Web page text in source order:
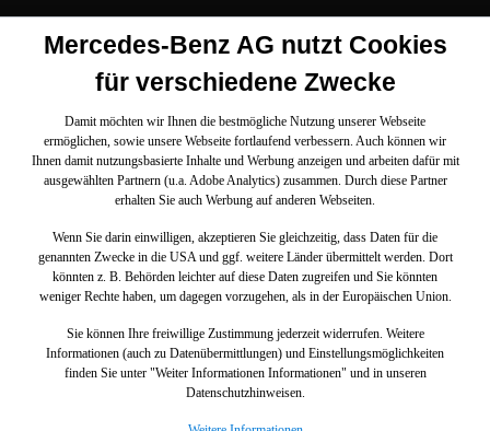
Mercedes-Benz AG nutzt Cookies
für verschiedene Zwecke
Damit möchten wir Ihnen die bestmögliche Nutzung unserer Webseite
ermöglichen, sowie unsere Webseite fortlaufend verbessern. Auch können wir
Ihnen damit nutzungsbasierte Inhalte und Werbung anzeigen und arbeiten dafür mit
ausgewählten Partnern (u.a. Adobe Analytics) zusammen. Durch diese Partner
erhalten Sie auch Werbung auf anderen Webseiten.
Wenn Sie darin einwilligen, akzeptieren Sie gleichzeitig, dass Daten für die
genannten Zwecke in die USA und ggf. weitere Länder übermittelt werden. Dort
könnten z. B. Behörden leichter auf diese Daten zugreifen und Sie könnten
weniger Rechte haben, um dagegen vorzugehen, als in der Europäischen Union.
Sie können Ihre freiwillige Zustimmung jederzeit widerrufen. Weitere
Informationen (auch zu Datenübermittlungen) und Einstellungsmöglichkeiten
finden Sie unter "Weiter Informationen Informationen" und in unseren
Datenschutzhinweisen.